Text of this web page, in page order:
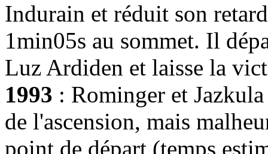
Indurain et réduit son
1min05s au sommet. Il
Luz Ardiden et laisse la
1993 : Rominger et
de l'ascension, mais
point de départ (temps